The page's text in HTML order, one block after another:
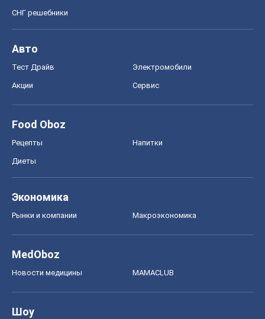
СНГ решебники
Авто
Тест Драйв Электромобили
Акции Сервис
Food Oboz
Рецепты Напитки
Диеты
Экономика
Рынки и компании Mакроэкономика
MedOboz
Новости медицины MAMACLUB
Шоу